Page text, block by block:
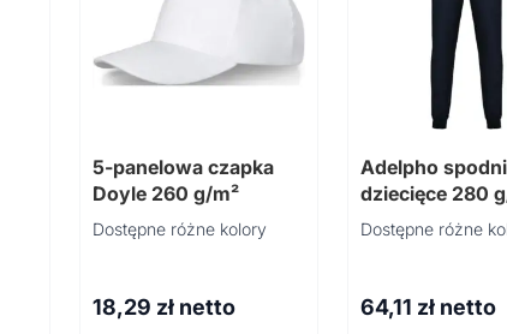
5-panelowa czapka
Doyle 260 g/m²
Dostępne różne kolory
18,29 zł netto
Adelpho
dziecięce 280
Dostępne różne
64,11 zł netto